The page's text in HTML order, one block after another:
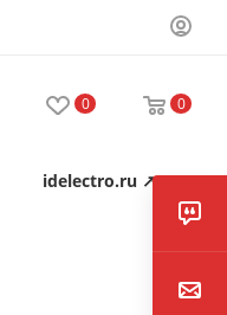
0 0
idelectro.ru ↗